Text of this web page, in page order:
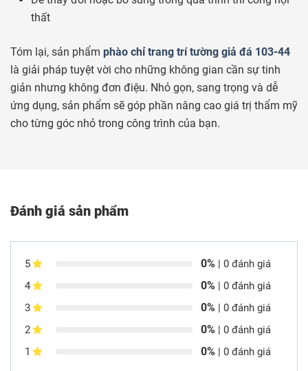
thất
Tóm lại, sản phẩm phào chỉ trang trí tường giả đá 103-44
là giải pháp tuyệt vời cho những không gian cần sự tinh
giản nhưng không đơn điệu. Nhỏ gọn, sang trọng và dễ
ứng dụng, sản phẩm sẽ góp phần nâng cao giá trị thẩm mỹ
cho từng góc nhỏ trong công trình của bạn.
Đánh giá sản phẩm
5 0% | 0 đánh giá
4
0% | 0 đánh giá
3
0% | 0 đánh giá
2
0% | 0 đánh giá
1
0% | 0 đánh giá